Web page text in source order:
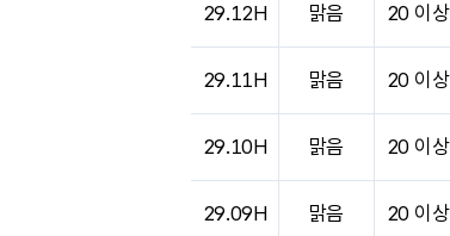
29.12H 맑음 20 이상
29.11H 맑음 20 이상
29.10H 맑음 20 이상
29.09H 맑음 20 이상